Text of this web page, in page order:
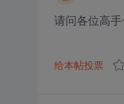
请问各位高
给本帖投票